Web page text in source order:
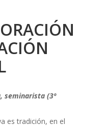
seminarista (3º
es tradición, en el